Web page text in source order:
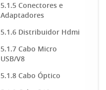
5.1.5 Conectores e
Adaptadores
5.1.6 Distribuidor Hdmi
5.1.7 Cabo Micro
USB/V8
5.1.8 Cabo Óptico